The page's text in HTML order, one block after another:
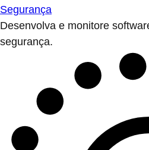
Segurança
Desenvolva e monitore
segurança.